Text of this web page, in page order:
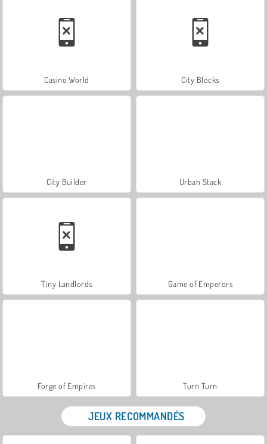
Casino World City Blocks
City Builder Urban Stack
Tiny Landlords Game of Emperors
Forge of Empires Turn Turn
JEUX RECOMMANDÉS